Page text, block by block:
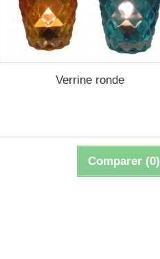
Verrine ronde
Comparer (0)